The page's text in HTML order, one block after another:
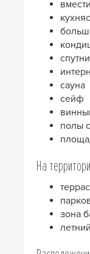
сауна
сейф
полы
На
зона